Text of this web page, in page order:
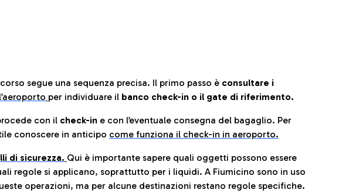
segue una sequenza precisa. Il primo passo è consultare i
per individuare il banco check-in o il gate di riferimento.
con il check-in e con l’eventuale consegna del bagaglio. Per
conoscere in anticipo come funziona il check-in in aeroporto.
di sicurezza. Qui è importante sapere quali oggetti possono essere
regole si applicano, soprattutto per i liquidi. A Fiumicino sono in uso
operazioni, ma per alcune destinazioni restano regole specifiche.